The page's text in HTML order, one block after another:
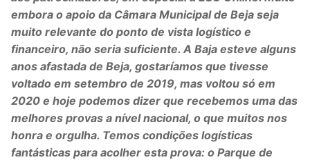
embora o apoio da Câmara Municipal de Beja seja
muito relevante do ponto de vista logístico e
financeiro, não seria suficiente. A Baja esteve alguns
anos afastada de Beja, gostaríamos que tivesse
voltado em setembro de 2019, mas voltou só em
2020 e hoje podemos dizer que recebemos uma das
melhores provas a nível nacional, o que muitos nos
honra e orgulha. Temos condições logísticas
fantásticas para acolher esta prova: o Parque de